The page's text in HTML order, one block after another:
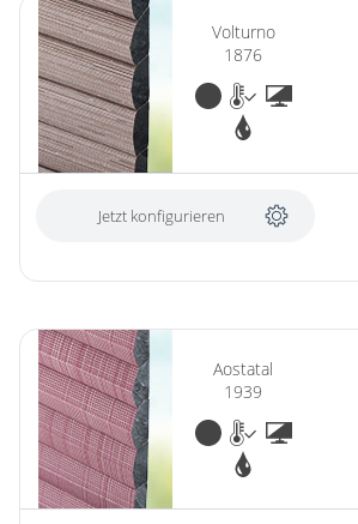
Volturno
1876
Jetzt konfigurieren
Aostatal
1939